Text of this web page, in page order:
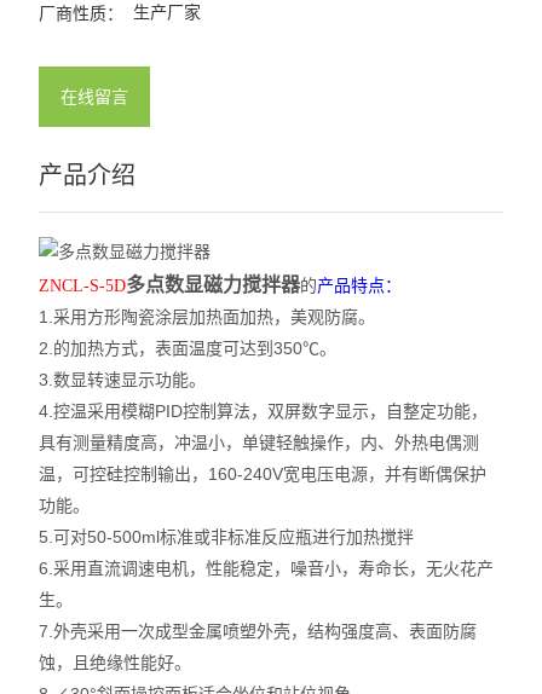
厂商性质： 生产厂家
在线留言
产品介绍
ZNCL-S-5D多点数显磁力搅拌器的产品特点：
1.采用方形陶瓷涂层加热面加热，美观防腐。
2.的加热方式，表面温度可达到350℃。
3.数显转速显示功能。
4.控温采用模糊PID控制算法，双屏数字显示，自整定功能，
具有测量精度高，冲温小，单键轻触操作，内、外热电偶测
温，可控硅控制输出，160-240V宽电压电源，并有断偶保护
功能。
5.可对50-500ml标准或非标准反应瓶进行加热搅拌
6.采用直流调速电机，性能稳定，噪音小，寿命长，无火花产
生。
7.外壳采用一次成型金属喷塑外壳，结构强度高、表面防腐
蚀，且绝缘性能好。